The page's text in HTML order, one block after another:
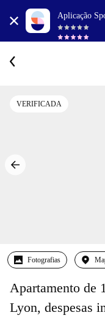
Aplicação
VERIFICADA
Fotografias
Apartamento de
Lyon, despesas